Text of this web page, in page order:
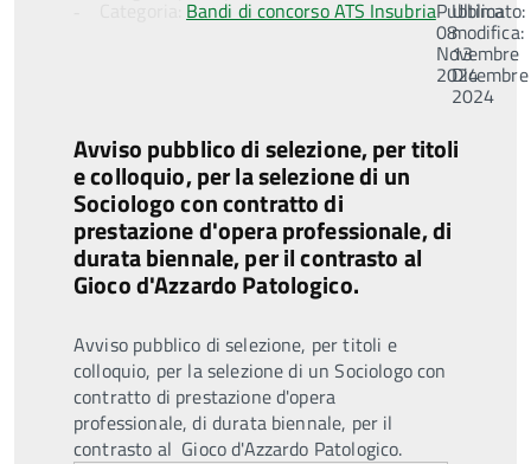
Bandi di concorso ATS InsubriaPubblicato:
08
Novembre
2024
Ultima
modifica:
13
Dicembre
2024
Avviso pubblico di selezione, per titoli
e colloquio, per la selezione di un
Sociologo con contratto di
prestazione d'opera professionale, di
durata biennale, per il contrasto al
Gioco d'Azzardo Patologico.
Avviso pubblico di selezione, per titoli e
colloquio, per la selezione di un Sociologo con
contratto di prestazione d'opera
professionale, di durata biennale, per il
contrasto al Gioco d'Azzardo Patologico.